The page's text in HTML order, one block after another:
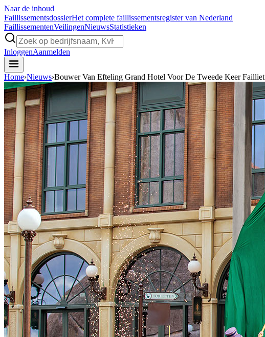
Naar de inhoud
FaillissementsdossierHet complete faillissementsregister van Nederland
FaillissementenVeilingenNieuwsStatistieken
InloggenAanmelden
Home›Nieuws›Bouwer Van Efteling Grand Hotel Voor De Tweede Keer Failliet